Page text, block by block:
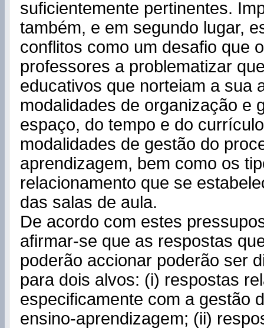
suficientemente pertinentes.
também, e em segundo lugar,
conflitos como um desafio que
professores a problematizar
educativos que norteiam a sua
modalidades de organização e
espaço, do tempo e do
modalidades de gestão do
aprendizagem, bem como os
relacionamento que se
das salas de aula.
De acordo com estes
afirmar-se que as respostas
poderão accionar poderão ser
para dois alvos: (i) respostas
especificamente com a gestão
ensino-aprendizagem; (ii)